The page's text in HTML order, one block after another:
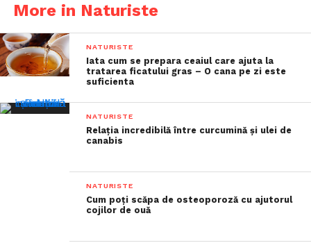
More in Naturiste
NATURISTE
Iata cum se prepara ceaiul care ajuta la
tratarea ficatului gras – O cana pe zi este
suficienta
NATURISTE
Relația incredibilă între curcumină și ulei de
canabis
NATURISTE
Cum poți scăpa de osteoporoză cu ajutorul
cojilor de ouă